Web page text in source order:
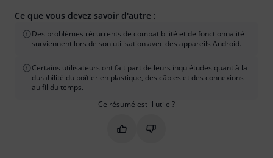
Ce que vous devez savoir d'autre :
Des problèmes récurrents de compatibilité et de fonctionnalité
surviennent lors de son utilisation avec des appareils Android.
Certains utilisateurs ont fait part de leurs inquiétudes quant à la
durabilité du boîtier en plastique, des câbles et des connexions
au fil du temps.
Ce résumé est-il utile ?
Marquer ce résumé comme utile
Marquer ce résumé comme